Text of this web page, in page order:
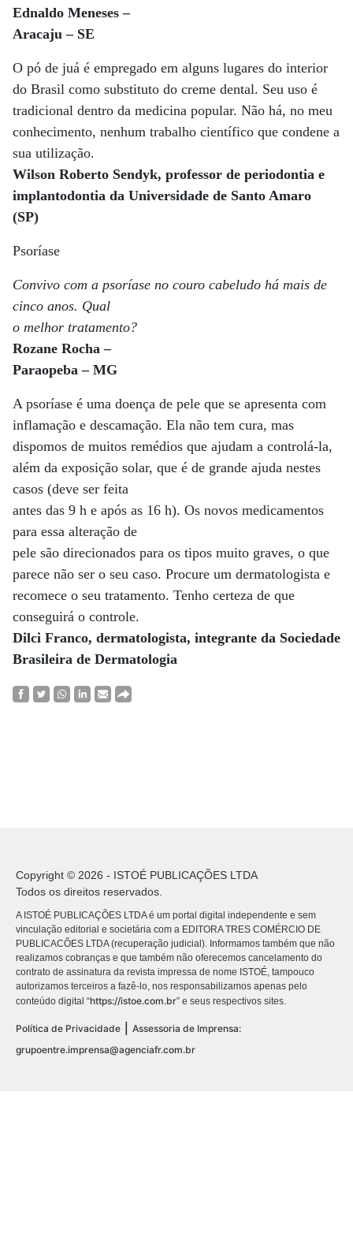
Ednaldo Meneses –
Aracaju – SE
O pó de juá é empregado em alguns lugares do interior
do Brasil como substituto do creme dental. Seu uso é
tradicional dentro da medicina popular. Não há, no meu
conhecimento, nenhum trabalho científico que condene a
sua utilização.
Wilson Roberto Sendyk, professor de periodontia e
implantodontia da Universidade de Santo Amaro
(SP)
Psoríase
Convivo com a psoríase no couro cabeludo há mais de
cinco anos. Qual
o melhor tratamento?
Rozane Rocha –
Paraopeba – MG
A psoríase é uma doença de pele que se apresenta com
inflamação e descamação. Ela não tem cura, mas
dispomos de muitos remédios que ajudam a controlá-la,
além da exposição solar, que é de grande ajuda nestes
casos (deve ser feita
antes das 9 h e após as 16 h). Os novos medicamentos
para essa alteração de
pele são direcionados para os tipos muito graves, o que
parece não ser o seu caso. Procure um dermatologista e
recomece o seu tratamento. Tenho certeza de que
conseguirá o controle.
Dilci Franco, dermatologista, integrante da Sociedade
Brasileira de Dermatologia
Copyright © 2026 - ISTOÉ PUBLICAÇÕES LTDA
Todos os direitos reservados.
A ISTOÉ PUBLICAÇÕES LTDA é um portal digital independente e sem
vinculação editorial e societária com a EDITORA TRES COMÉRCIO DE
PUBLICACÕES LTDA (recuperação judicial). Informamos também que não
realizamos cobranças e que também não oferecemos cancelamento do
contrato de assinatura da revista impressa de nome ISTOÉ, tampouco
autorizamos terceiros a fazê-lo, nos responsabilizamos apenas pelo
conteúdo digital “https://istoe.com.br” e seus respectivos sites.
Política de Privacidade
Assessoria de Imprensa:
grupoentre.imprensa@agenciafr.com.br